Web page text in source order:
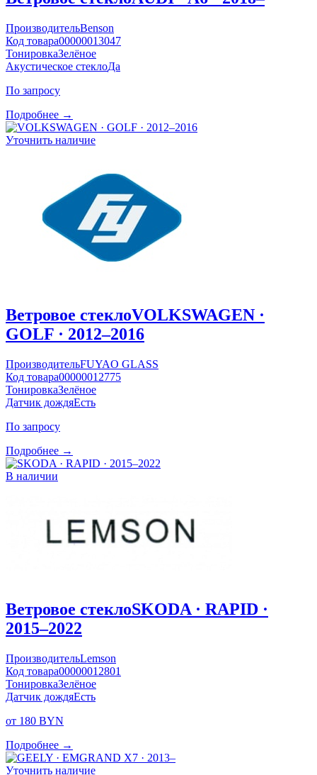
ПроизводительBenson
Код товара00000013047
ТонировкаЗелёное
Акустическое стеклоДа
По запросу
Подробнее →
Уточнить наличие
Ветровое стеклоVOLKSWAGEN ·
GOLF · 2012–2016
ПроизводительFUYAO GLASS
Код товара00000012775
ТонировкаЗелёное
Датчик дождяЕсть
По запросу
Подробнее →
В наличии
Ветровое стеклоSKODA · RAPID ·
2015–2022
ПроизводительLemson
Код товара00000012801
ТонировкаЗелёное
Датчик дождяЕсть
от 180 BYN
Подробнее →
Уточнить наличие